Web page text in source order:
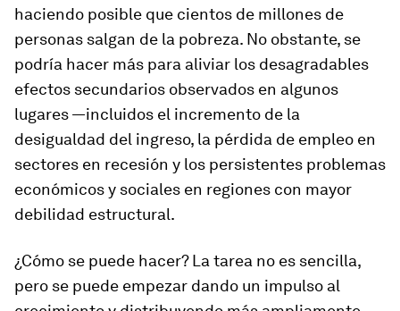
haciendo posible que cientos de millones de
personas salgan de la pobreza. No obstante, se
podría hacer más para aliviar los desagradables
efectos secundarios observados en algunos
lugares —incluidos el incremento de la
desigualdad del ingreso, la pérdida de empleo en
sectores en recesión y los persistentes problemas
económicos y sociales en regiones con mayor
debilidad estructural.
¿Cómo se puede hacer? La tarea no es sencilla,
pero se puede empezar dando un impulso al